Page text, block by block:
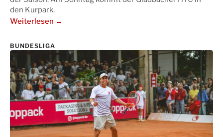
den Kurpark.
Weiterlesen →
BUNDESLIGA